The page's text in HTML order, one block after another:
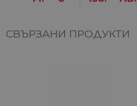
СВЪРЗАНИ ПРОДУКТИ